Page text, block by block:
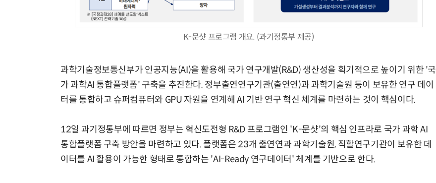
K-문샷 프로그램 개요. (과기정통부 제공)
과학기술정보통신부가 인공지능(AI)을 활용해 국가 연구개발(R&D) 생산성을 획기적으로 높이기 위한 '국
가 과학AI 통합플랫폼' 구축을 추진한다. 정부출연연구기관(출연연)과 과학기술원 등이 보유한 연구 데이
터를 통합하고 슈퍼컴퓨터와 GPU 자원을 연계해 AI 기반 연구 혁신 체계를 마련하는 것이 핵심이다.
12일 과기정통부에 따르면 정부는 혁신도전형 R&D 프로그램인 'K-문샷'의 핵심 인프라로 국가 과학 AI
통합플랫폼 구축 방안을 마련하고 있다. 플랫폼은 23개 출연연과 과학기술원, 직할연구기관이 보유한 데
이터를 AI 활용이 가능한 형태로 통합하는 'AI-Ready 연구데이터' 체계를 기반으로 한다.
AI Native Enterprise를 지원하는 AI Ready Data 플랫폼 활용 전략 AI 시대의 옵저버빌리티: GPU·LLM 모니터링부터 AI 기반 장애 대응까지